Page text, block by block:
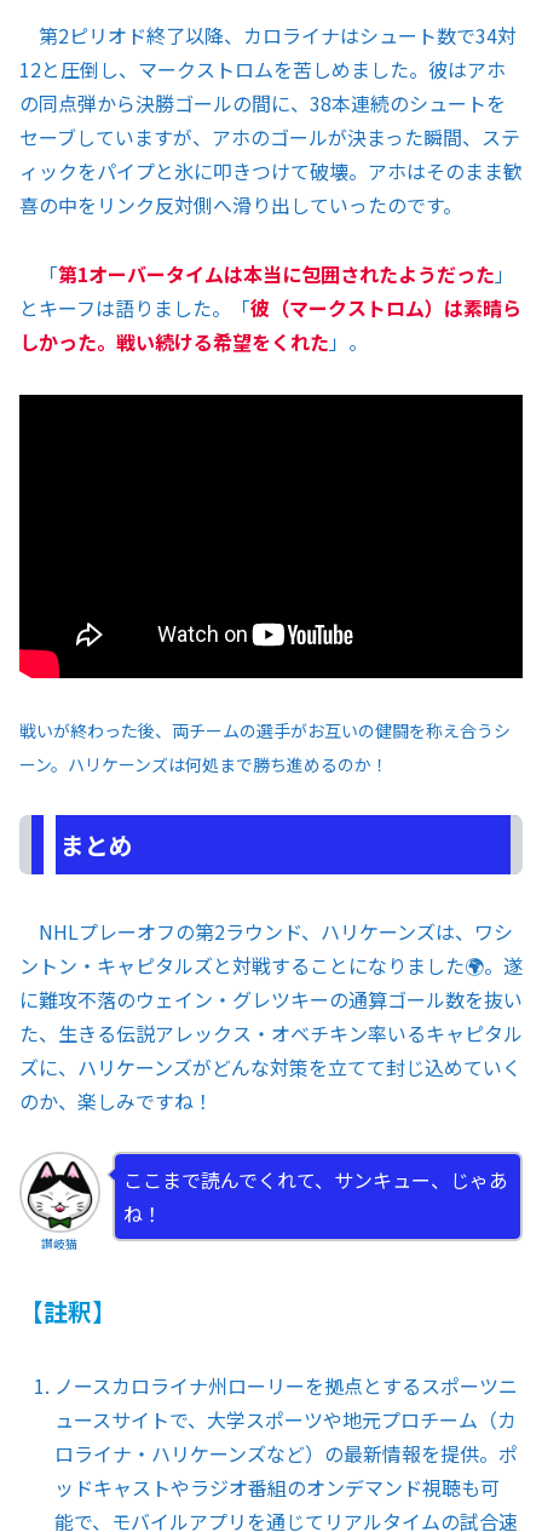
第2ピリオド終了以降、カロライナはシュート数で34対
12と圧倒し、マークストロムを苦しめました。彼はアホ
の同点弾から決勝ゴールの間に、38本連続のシュートを
セーブしていますが、アホのゴールが決まった瞬間、ステ
ィックをパイプと氷に叩きつけて破壊。アホはそのまま歓
喜の中をリンク反対側へ滑り出していったのです。
「第1オーバータイムは本当に包囲されたようだった 」
とキーフは語りました。「彼（マークストロム）は素晴ら
しかった。戦い続ける希望をくれた 」。
戦いが終わった後、両チームの選手がお互いの健闘を称え合うシ
ーン。ハリケーンズは何処まで勝ち進めるのか！
まとめ
NHLプレーオフの第2ラウンド、ハリケーンズは、ワシ
ントン・キャピタルズと対戦することになりました🌍。遂
に難攻不落のウェイン・グレツキーの通算ゴール数を抜い
た、生きる伝説アレックス・オベチキン率いるキャピタル
ズに、ハリケーンズがどんな対策を立てて封じ込めていく
のか、楽しみですね！
讃岐猫
ここまで読んでくれて、サンキュー、じゃあ
ね！
【註釈】
ノースカロライナ州ローリーを拠点とするスポーツニ
ュースサイトで、大学スポーツや地元プロチーム（カ
ロライナ・ハリケーンズなど）の最新情報を提供。ポ
ッドキャストやラジオ番組のオンデマンド視聴も可
能で、モバイルアプリを通じてリアルタイムの試合速